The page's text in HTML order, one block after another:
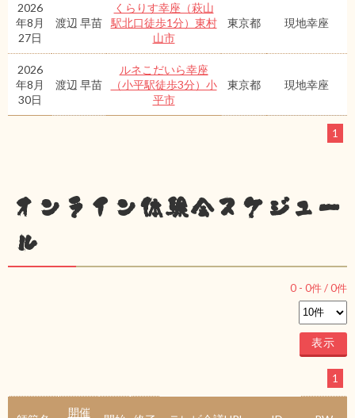
2026
年8月
27日
渡辺 早苗
くらりす幸座（萩山
駅北口徒歩1分）東村
山市
東京都 現地幸座
2026
年8月
30日
渡辺 早苗
ルネこだいら幸座
（小平駅徒歩3分）小
平市
東京都 現地幸座
1
オンライン体験会スケジュー
ル
0 - 0件 /0件
1
開催